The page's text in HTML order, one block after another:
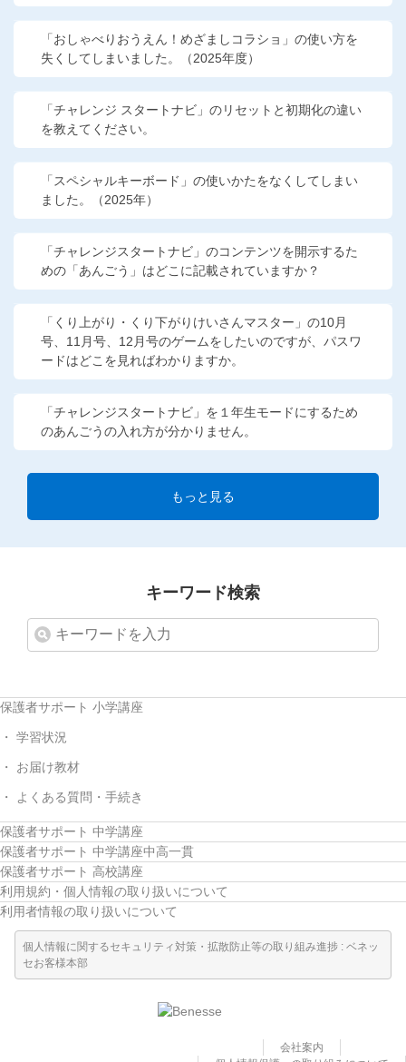
「おしゃべりおうえん！めざましコラショ」の使い方を
失くしてしまいました。（2025年度）
「チャレンジ スタートナビ」のリセットと初期化の違い
を教えてください。
「スペシャルキーボード」の使いかたをなくしてしまい
ました。（2025年）
「チャレンジスタートナビ」のコンテンツを開示するた
めの「あんごう」はどこに記載されていますか？
「くり上がり・くり下がりけいさんマスター」の10月
号、11月号、12月号のゲームをしたいのですが、パスワ
ードはどこを見ればわかりますか。
「チャレンジスタートナビ」を１年生モードにするため
のあんごうの入れ方が分かりません。
もっと見る
キーワード検索
保護者サポート 小学講座
学習状況
お届け教材
よくある質問・手続き
保護者サポート 中学講座
保護者サポート 中学講座中高一貫
保護者サポート 高校講座
利用規約・個人情報の取り扱いについて
利用者情報の取り扱いについて
個人情報に関するセキュリティ対策・拡散防止等の取り組み進捗 : ベネッ
セお客様本部
会社案内